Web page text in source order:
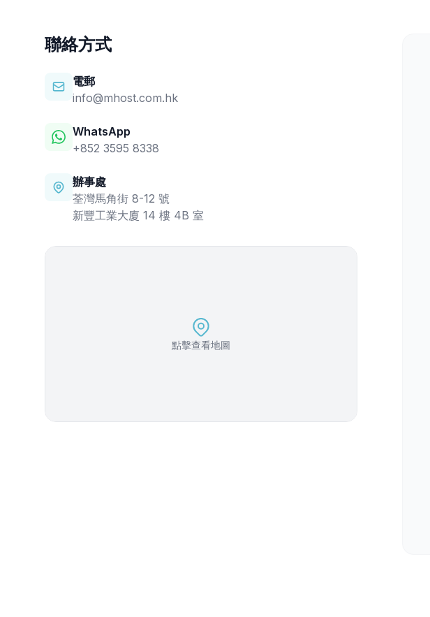
聯絡方式
電郵
info@mhost.com.hk
WhatsApp
+852 3595 8338
辦事處
荃灣馬角街 8-12 號
新豐工業大廈 14 樓 4B 室
點擊查看地圖